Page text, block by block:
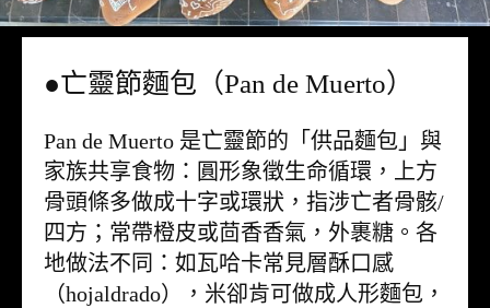
●亡靈節麵包（Pan de Muerto）
Pan de Muerto 是亡靈節的「供品麵包」與
家族共享食物：圓形象徵生命循環，上方
骨頭條多做成十字或環狀，指涉亡者骨骸/
四方；常帶橙皮或茴香香氣，外裹糖。各
地做法不同：如瓦哈卡常見層酥口感
（hojaldrado），米卻肯可做成人形麵包，